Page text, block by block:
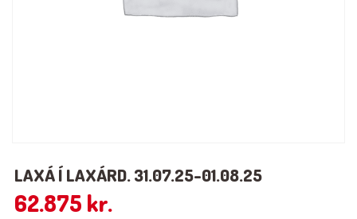
LAXÁ Í LAXÁRD. 31.07.25-01.08.25
62.875 kr.